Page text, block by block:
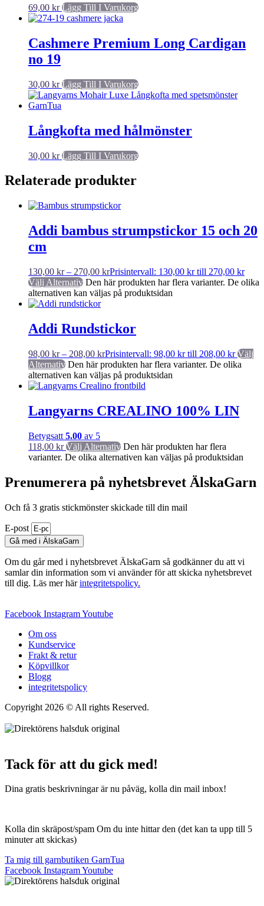
69,00 kr Lägg Till I Varukorg
Cashmere Premium Long Cardigan
no 19
30,00 kr Lägg Till I Varukorg
Långkofta med hålmönster
30,00 kr Lägg Till I Varukorg
Relaterade produkter
Addi bambus strumpstickor 15 och 20
cm
130,00 kr – 270,00 krPrisintervall: 130,00 kr till 270,00 kr
Välj Alternativ Den här produkten har flera varianter. De olika
alternativen kan väljas på produktsidan
Addi Rundstickor
98,00 kr – 208,00 krPrisintervall: 98,00 kr till 208,00 kr Välj
Alternativ Den här produkten har flera varianter. De olika
alternativen kan väljas på produktsidan
Langyarns CREALINO 100% LIN
Betygsatt 5.00 av 5
118,00 kr Välj Alternativ Den här produkten har flera
varianter. De olika alternativen kan väljas på produktsidan
Prenumerera på nyhetsbrevet ÄlskaGarn
Och få 3 gratis stickmönster skickade till din mail
E-post
Gå med i ÄlskaGarn
Om du går med i nyhetsbrevet ÄlskaGarn så godkänner du att vi
samlar din information som vi använder för att skicka nyhetsbrevet
till dig. Läs mer härintegritetspolicy.
Facebook InstagramYoutube
Om oss
Kundservice
Frakt & retur
Köpvillkor
Blogg
integritetspolicy
Copyright 2026 © All rights Reserved.
Tack för att du gick med!
Dina gratis beskrivningar är nu påväg, kolla din mail inbox!
Kolla din skräpost/spam Om du inte hittar den (det kan ta upp till 5
minuter att skickas)
Ta mig till garnbutiken GarnTua
Facebook InstagramYoutube